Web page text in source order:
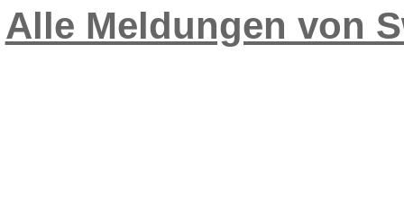
Alle Meldungen von